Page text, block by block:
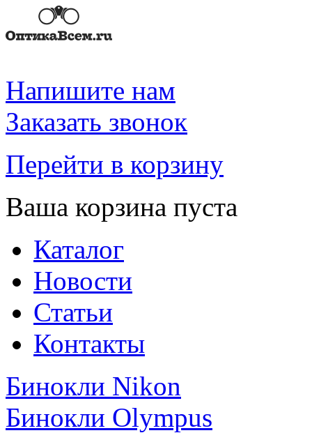
Напишите нам
Заказать звонок
Перейти в корзину
Ваша корзина пуста
Каталог
Новости
Статьи
Контакты
Бинокли Nikon
Бинокли Olympus